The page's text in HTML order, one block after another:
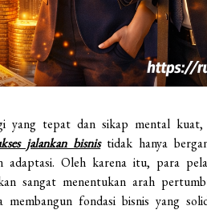
yang tepat dan sikap mental kuat,
jalankan bisnistidak hanya
adaptasi. Oleh karena itu, para
sangat menentukan arah
fondasi bisnis yang